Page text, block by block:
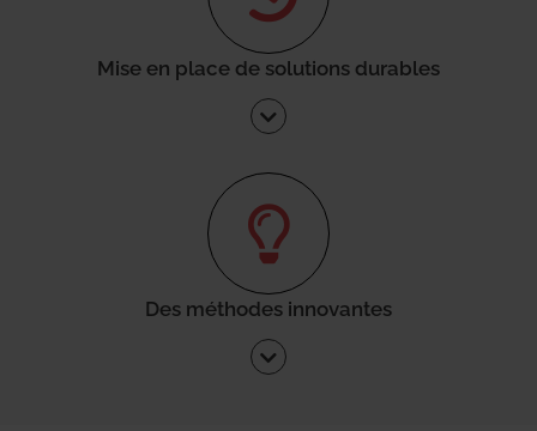
Mise en place de solutions durables
Des méthodes innovantes